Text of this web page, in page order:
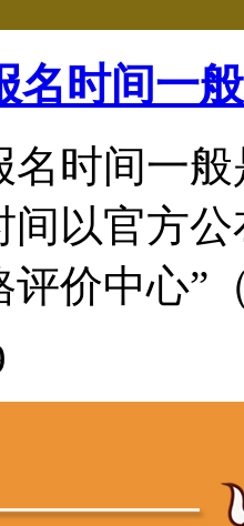
名时间一
名时间一
间以官方
价中心”